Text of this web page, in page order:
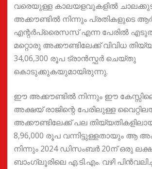
വരെയുള്ള കാലയളവുകളിൽ
അക്കൗണ്ടിൽ നിന്നും പ്രതികളുടെ
എന്റർപ്രൈസസ് എന്ന പേരിൽ
മറ്റൊരു അക്കൗണ്ടിലേക്ക് വിവിധ
34,06,300 രൂപ ട്രാൻസ്ഫർ ചെയ്തു
കൊടുക്കുകയുമായിരുന്നു.
ഈ അക്കൗണ്ടിൽ നിന്നും ഈ
അക്ഷയ് രാജിന്റെ പേരിലുള്ള
അക്കൗണ്ടിലേക്ക് പല
8,96,000 രൂപ വന്നിട്ടുള്ളതായും ആ
നിന്നും 2024 ഡിസംബർ 20ന് ഒരു
ബാംഗ്ലൂരിലെ എ.ടി.എം. വഴി